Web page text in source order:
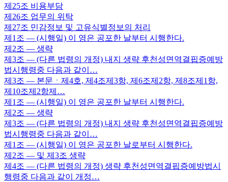
제25조 비용부담
제26조 업무의 위탁
제27조 민감정보 및 고유식별정보의 처리
제1조 — (시행일) 이 영은 공포한 날부터 시행한다.
제2조 — 생략
제3조 — (다른 법령의 개정) 내지 생략 후천성면역결핍증예방
법시행령중 다음과 같이…
제3조 — 본문ㆍ제4호, 제4조제3항, 제6조제2항, 제8조제1항,
제10조제2항제…
제1조 — (시행일) 이 영은 공포한 날부터 시행한다.
제2조 — 생략
제3조 — (다른 법령의 개정) 내지 생략 후천성면역결핍증예방
법시행령중 다음과 같이…
제1조 — (시행일) 이 영은 공포한 날로부터 시행한다.
제2조 — 및 제3조 생략
제4조 — (다른 법령의 개정) 생략 후천성면역결핍증예방법시
행령중 다음과 같이 개정…